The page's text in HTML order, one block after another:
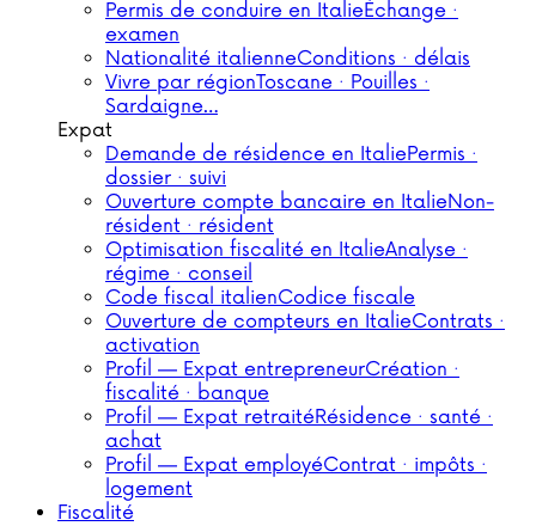
Permis de conduire en ItalieÉchange ·
examen
Nationalité italienneConditions · délais
Vivre par régionToscane · Pouilles ·
Sardaigne…
Expat
Demande de résidence en ItaliePermis ·
dossier · suivi
Ouverture compte bancaire en ItalieNon-
résident · résident
Optimisation fiscalité en ItalieAnalyse ·
régime · conseil
Code fiscal italienCodice fiscale
Ouverture de compteurs en ItalieContrats ·
activation
Profil — Expat entrepreneurCréation ·
fiscalité · banque
Profil — Expat retraitéRésidence · santé ·
achat
Profil — Expat employéContrat · impôts ·
logement
Fiscalité